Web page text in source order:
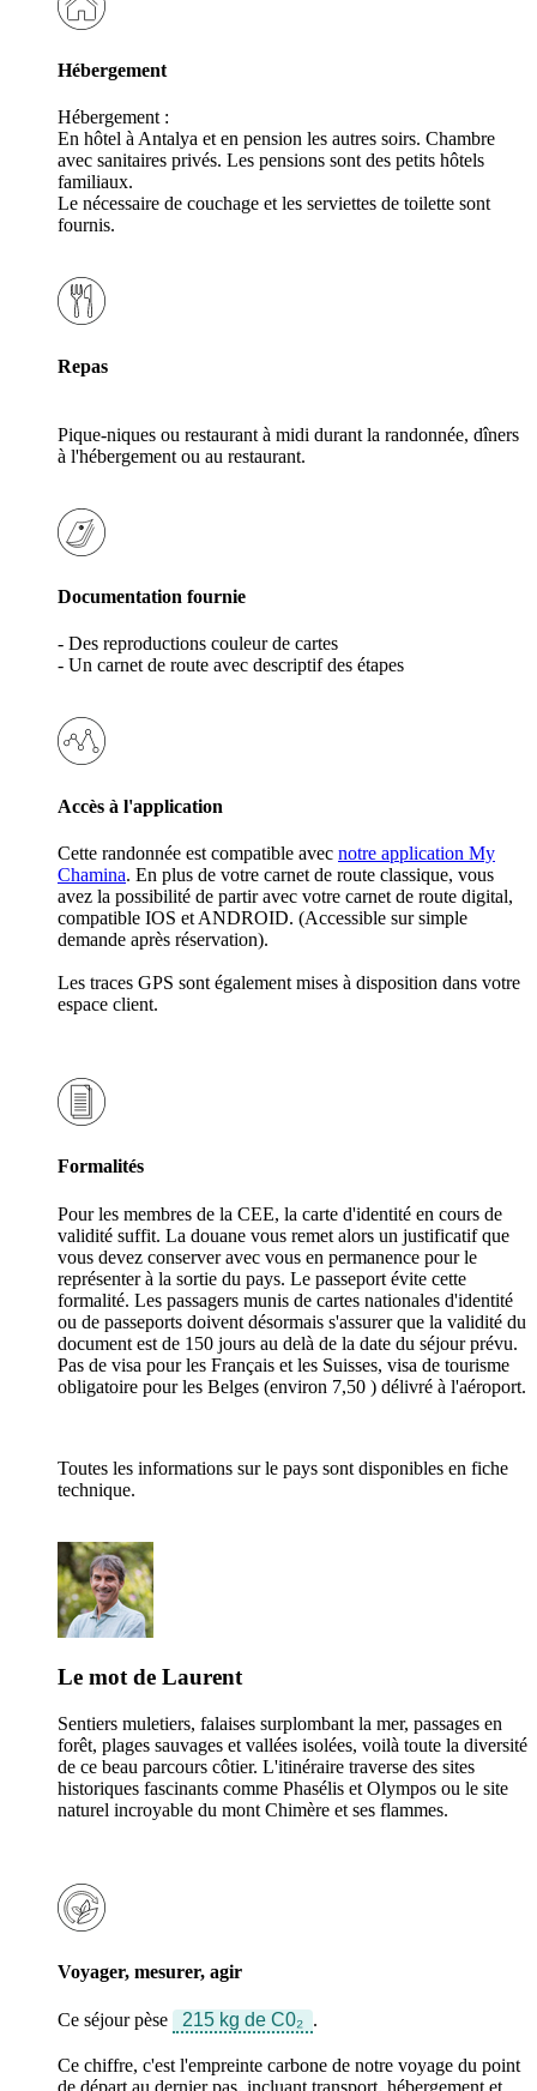
Hébergement
Hébergement :
En hôtel à Antalya et en pension les autres soirs. Chambre
avec sanitaires privés. Les pensions sont des petits hôtels
familiaux.
Le nécessaire de couchage et les serviettes de toilette sont
fournis.
Repas
Pique-niques ou restaurant à midi durant la randonnée, dîners
à l'hébergement ou au restaurant.
Documentation fournie
- Des reproductions couleur de cartes
- Un carnet de route avec descriptif des étapes
Accès à l'application
Cette randonnée est compatible avec notre application My
Chamina. En plus de votre carnet de route classique, vous
avez la possibilité de partir avec votre carnet de route digital,
compatible IOS et ANDROID. (Accessible sur simple
demande après réservation).
Les traces GPS sont également mises à disposition dans votre
espace client.
Formalités
Pour les membres de la CEE, la carte d'identité en cours de
validité suffit. La douane vous remet alors un justificatif que
vous devez conserver avec vous en permanence pour le
représenter à la sortie du pays. Le passeport évite cette
formalité. Les passagers munis de cartes nationales d'identité
ou de passeports doivent désormais s'assurer que la validité du
document est de 150 jours au delà de la date du séjour prévu.
Pas de visa pour les Français et les Suisses, visa de tourisme
obligatoire pour les Belges (environ 7,50 ) délivré à l'aéroport.
Toutes les informations sur le pays sont disponibles en fiche
technique.
Le mot de Laurent
Sentiers muletiers, falaises surplombant la mer, passages en
forêt, plages sauvages et vallées isolées, voilà toute la diversité
de ce beau parcours côtier. L'itinéraire traverse des sites
historiques fascinants comme Phasélis et Olympos ou le site
naturel incroyable du mont Chimère et ses flammes.
Voyager, mesurer, agir
Ce séjour pèse 215 kg de C0₂ .
Ce chiffre, c'est l'empreinte carbone de notre voyage du point
de départ au dernier pas, incluant transport, hébergement et